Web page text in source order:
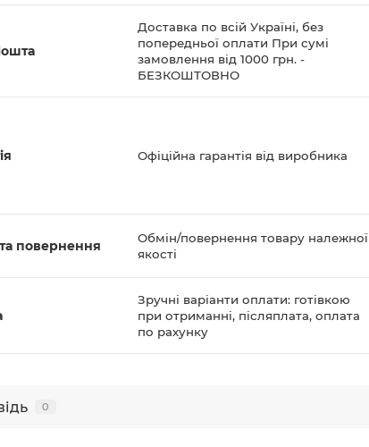
Доставка по всій Україні, без
попередньої оплати При сумі
замовлення від 1000 грн. -
БЕЗКОШТОВНО
Офіційна гарантія від виробника
повернення
Обмін/повернення товару належної
якості
Зручні варіанти оплати: готівкою
при отриманні, післяплата, оплата
по рахунку
0